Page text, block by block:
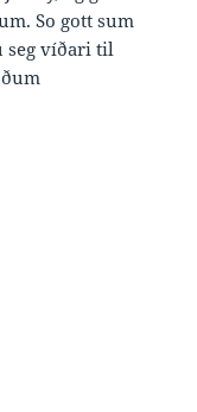
So gott sum
víðari til